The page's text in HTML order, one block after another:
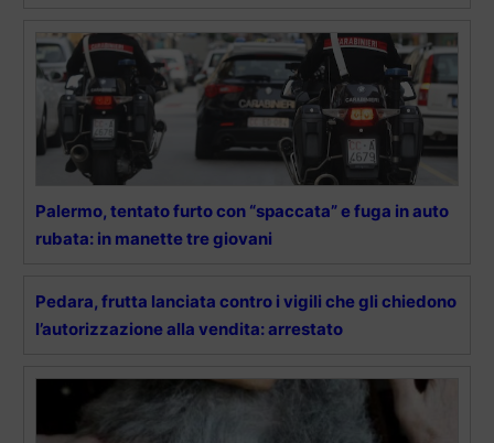
Palermo, tentato furto con “spaccata” e fuga in auto
rubata: in manette tre giovani
Pedara, frutta lanciata contro i vigili che gli chiedono
l’autorizzazione alla vendita: arrestato